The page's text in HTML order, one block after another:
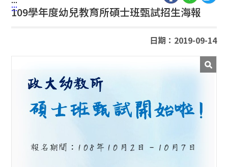
:::
109學年度幼兒教育所碩士班甄試招生海報
日期：2019-09-14